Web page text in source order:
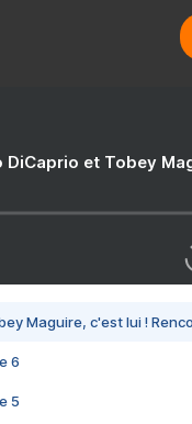
DiCaprio et Tobey
Maguire, c'est lui !
6
5